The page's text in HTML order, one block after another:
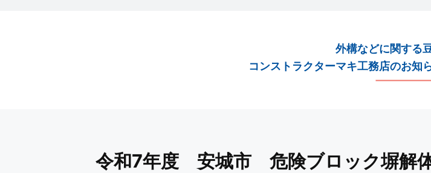
外構などに関する
コンストラクターマキ工務店のお知
令和7年度 安城市 危険ブロック塀解